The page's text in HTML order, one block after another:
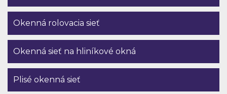
Okenná rolovacia sieť
Okenná sieť na hliníkové okná
Plisé okenná sieť